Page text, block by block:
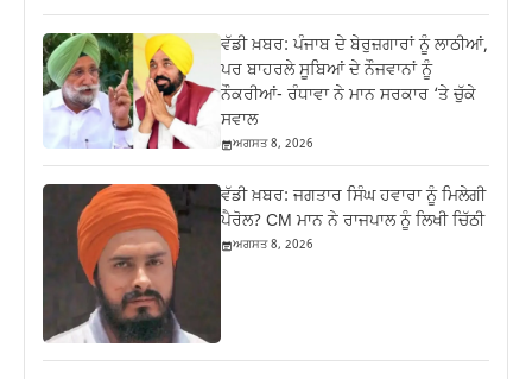
ਵੱਡੀ ਖ਼ਬਰ: ਪੰਜਾਬ ਦੇ ਬੇਰੁਜ਼ਗਾਰਾਂ ਨੂੰ ਲਾਠੀਆਂ,
ਪਰ ਬਾਹਰਲੇ ਸੂਬਿਆਂ ਦੇ ਨੌਜਵਾਨਾਂ ਨੂੰ
ਨੌਕਰੀਆਂ- ਰੰਧਾਵਾ ਨੇ ਮਾਨ ਸਰਕਾਰ ‘ਤੇ ਚੁੱਕੇ
ਸਵਾਲ
ਅਗਸਤ 8, 2026
ਵੱਡੀ ਖ਼ਬਰ: ਜਗਤਾਰ ਸਿੰਘ ਹਵਾਰਾ ਨੂੰ ਮਿਲੇਗੀ
ਪੈਰੋਲ? CM ਮਾਨ ਨੇ ਰਾਜਪਾਲ ਨੂੰ ਲਿਖੀ ਚਿੱਠੀ
ਅਗਸਤ 8, 2026